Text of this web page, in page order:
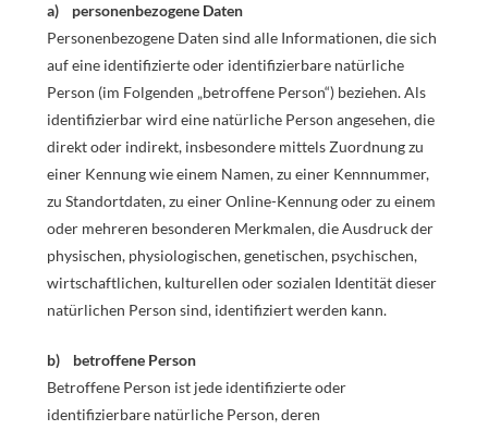
a) personenbezogene Daten
Personenbezogene Daten sind alle Informationen, die sich
auf eine identifizierte oder identifizierbare natürliche
Person (im Folgenden „betroffene Person“) beziehen. Als
identifizierbar wird eine natürliche Person angesehen, die
direkt oder indirekt, insbesondere mittels Zuordnung zu
einer Kennung wie einem Namen, zu einer Kennnummer,
zu Standortdaten, zu einer Online-Kennung oder zu einem
oder mehreren besonderen Merkmalen, die Ausdruck der
physischen, physiologischen, genetischen, psychischen,
wirtschaftlichen, kulturellen oder sozialen Identität dieser
natürlichen Person sind, identifiziert werden kann.
b) betroffene Person
Betroffene Person ist jede identifizierte oder
identifizierbare natürliche Person, deren